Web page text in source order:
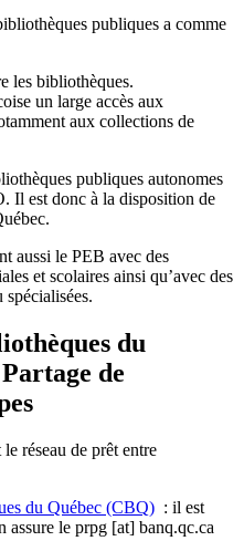
publiques a comme
les bibliothèques.
un large accès aux
aux collections de
èques publiques autonomes
Il est donc à la disposition de
ébec.
aussi le PEB avec des
et scolaires ainsi qu’avec des
du
de
réseau de prêt entre
du Québec (CBQ) : il est
assure le prpg [at] banq.qc.ca